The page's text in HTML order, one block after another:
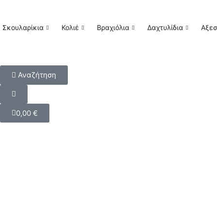
Σκουλαρίκια Κολιέ Βραχιόλια Δαχτυλίδια
Αναζήτηση
0,00 €